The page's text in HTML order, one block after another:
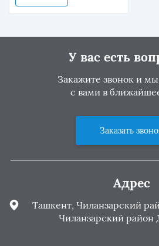
У вас есть
Закажите звонок и
с вами в
Заказать
Адрес
Ташкент, Чиланзарский
Чиланзарский район